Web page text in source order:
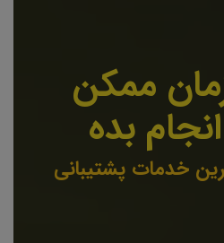
ممکن
بده
خدمات پشتیبانی